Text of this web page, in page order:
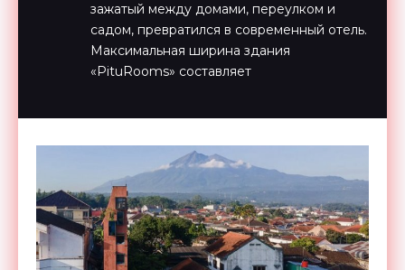
зажатый между домами, переулком и
садом, превратился в современный отель.
Максимальная ширина здания
«PituRooms» составляет